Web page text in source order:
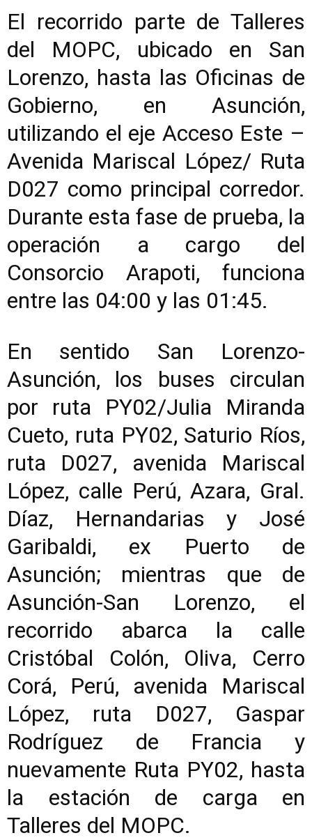
El recorrido parte de Talleres
del MOPC, ubicado en San
Lorenzo, hasta las Oficinas de
Gobierno, en Asunción,
utilizando el eje Acceso Este –
Avenida Mariscal López/ Ruta
D027 como principal corredor.
Durante esta fase de prueba, la
operación a cargo del
Consorcio Arapoti, funciona
entre las 04:00 y las 01:45.
En sentido San Lorenzo-
Asunción, los buses circulan
por ruta PY02/Julia Miranda
Cueto, ruta PY02, Saturio Ríos,
ruta D027, avenida Mariscal
López, calle Perú, Azara, Gral.
Díaz, Hernandarias y José
Garibaldi, ex Puerto de
Asunción; mientras que de
Asunción-San Lorenzo, el
recorrido abarca la calle
Cristóbal Colón, Oliva, Cerro
Corá, Perú, avenida Mariscal
López, ruta D027, Gaspar
Rodríguez de Francia y
nuevamente Ruta PY02, hasta
la estación de carga en
Talleres del MOPC.